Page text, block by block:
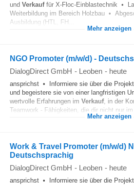
und Verkauffür X-Floc-Einblastechnik •
Weiterbildung im Bereich Holzbau •
Ausbildung (HTL, FH...
Mehr anzeigen
NGO Promoter (m/w/d) -
DialogDirect GmbH - Leoben - heute
ansprichst • Informiere sie über die
und begeistere sie von einer langfristigen
wertvolle Erfahrungen im Verkauf, in der
Teamwork - Fähigkeiten, die dir nicht nur im
Mehr anzeigen
Work & Travel Promoter (m/w/d)
Deutschsprachig
DialogDirect GmbH - Leoben - heute
ansprichst • Informiere sie über die